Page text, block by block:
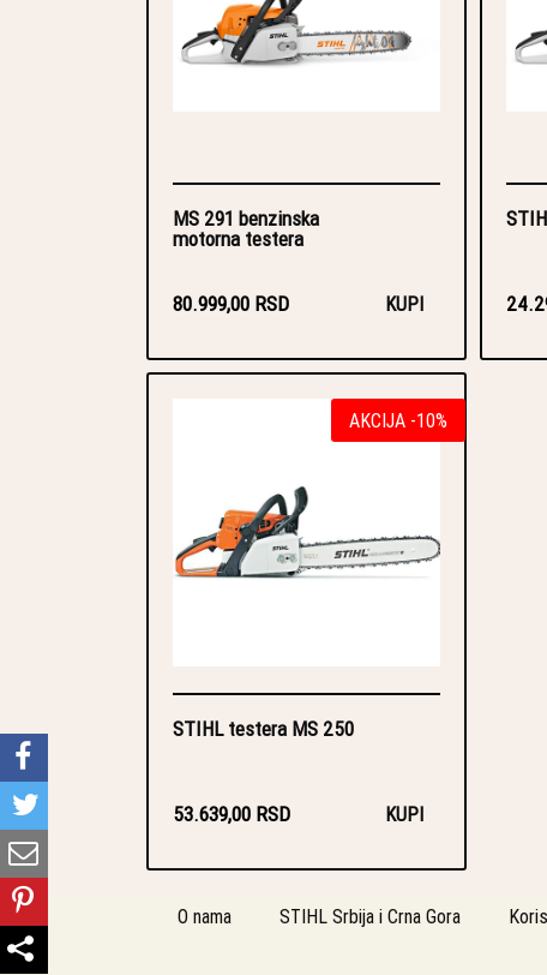
MS 291 benzinska
motorna testera
80.999,00 RSD KUPI
AKCIJA -10%
STIHL testera MS 250
53.639,00 RSD KUPI
O nama STIHL Srbija i Crna Gora